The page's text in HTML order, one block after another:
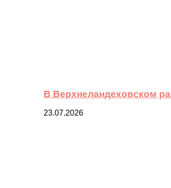
В Верхнеландеховском
23.07.2026